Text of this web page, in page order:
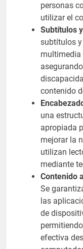
personas
utilizar el
Subtítulos
subtítulos
multimedia
contenido
una
apropiada
mejorar la
utilizan
mediante
Contenido
Se
las
de
efectiva